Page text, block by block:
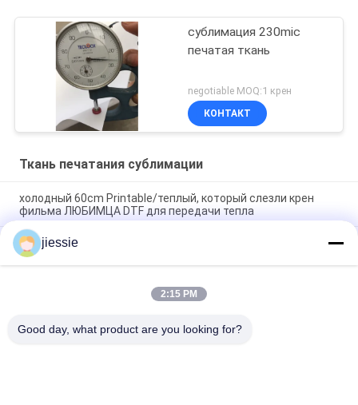
сублимация 230mic
печатая ткань
negotiable MOQ:1 крен
КОНТАКТ
Ткань печатания сублимации
холодный 60cm Printable/теплый, который слезли крен
фильма ЛЮБИМЦА DTF для передачи тепла
Оформление 180mic/220mic/250mic фильма потолка
простирания PVC УЛЬТРАФИОЛЕТОВОГО Printable
бассейна просвечивающее
Темнота футболки красит струйную бумагу передачи
jiessie
2:15 PM
Good day, what product are you looking for?